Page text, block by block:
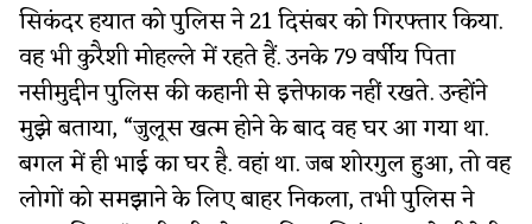
सिकंदर हयात को पुलिस ने 21 दिसंबर को गिरफ्तार किया.
वह भी कुरैशी मोहल्ले में रहते हैं. उनके 79 वर्षीय पिता
नसीमुद्दीन पुलिस की कहानी से इत्तेफाक नहीं रखते. उन्होंने
मुझे बताया, “जुलूस खत्म होने के बाद वह घर आ गया था.
बगल में ही भाई का घर है. वहां था. जब शोरगुल हुआ, तो वह
लोगों को समझाने के लिए बाहर निकला, तभी पुलिस ने